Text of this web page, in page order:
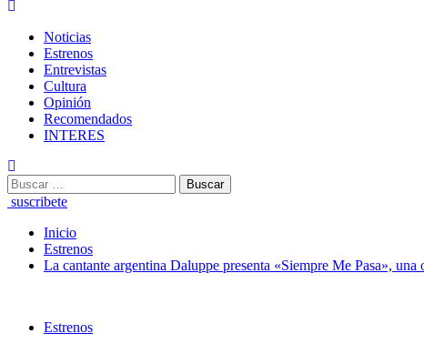
Noticias
Estrenos
Entrevistas
Cultura
Opinión
Recomendados
INTERES
Buscar:
suscribete
Inicio
Estrenos
La cantante argentina Daluppe presenta «Siempre Me Pasa»,
Estrenos